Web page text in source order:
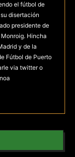
el fútbol de
disertación
presidente de
Monroig. Hincha
y de la
Fútbol de Puerto
via twitter o